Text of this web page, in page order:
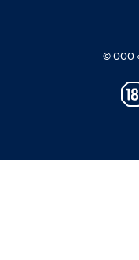
© ООО